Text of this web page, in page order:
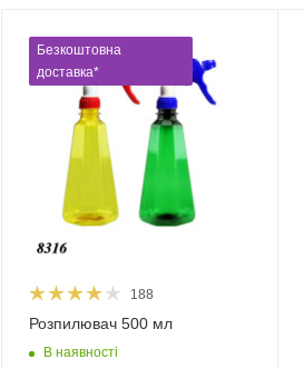
Безкоштовна
доставка*
188
Розпилювач 500 мл
В наявності